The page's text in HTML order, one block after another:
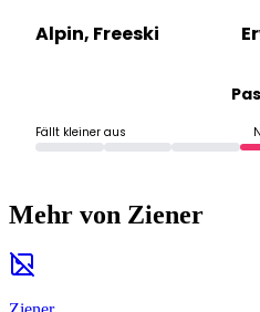
Alpin, Freeski
Fällt kleiner aus
Mehr von Ziener